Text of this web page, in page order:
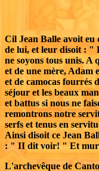
Cil Jean Balle avoit eu
de lui, et leur disoit : "
ne soyons tous unis. A
et de une mère, Adam
et de camocas fourrés
séjour et les beaux
et battus si nous ne
remontrons notre
serfs et tenus en
Ainsi disoit ce Jean
: " II dit voir! " Et
L'archevêque de